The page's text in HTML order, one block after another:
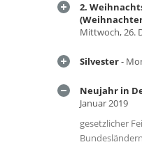
2.
Mittwoch, 26.
Silvester-
Neujahr in
Januar 2019
gesetzlicher